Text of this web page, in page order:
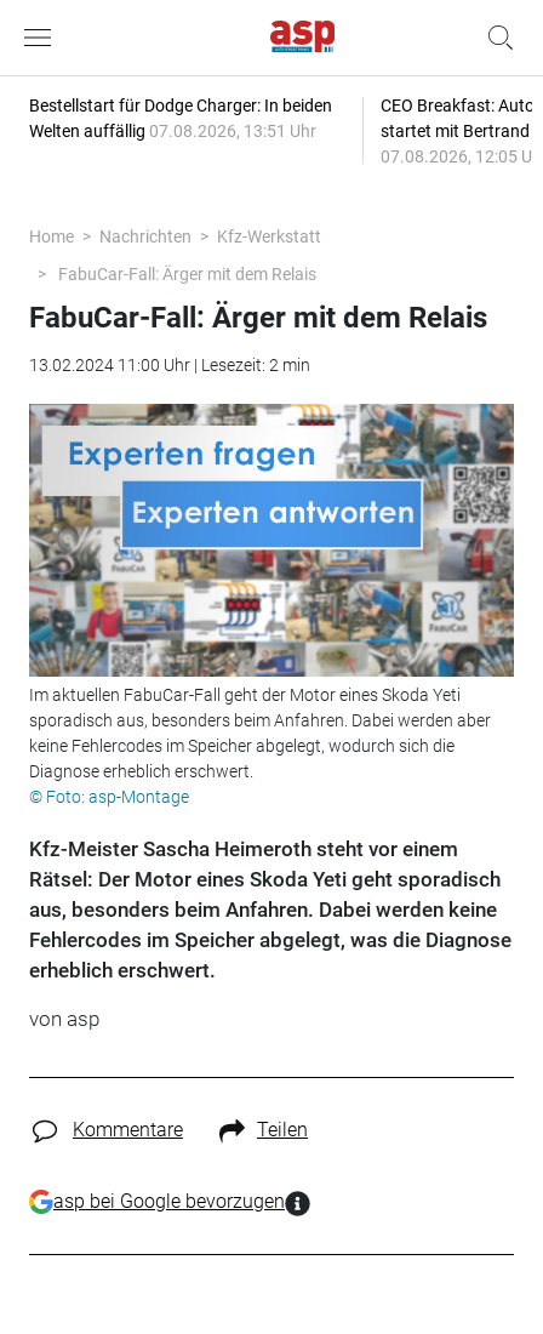
Bestellstart für Dodge Charger: In beiden
Welten auffällig 07.08.2026, 13:51 Uhr
CEO Breakfast:
startet mit Bertrand
07.08.2026, 12:05
Home Nachrichten
Kfz-Werkstatt
FabuCar-Fall: Ärger mit dem Relais
FabuCar-Fall: Ärger mit dem Relais
13.02.2024 11:00 Uhr | Lesezeit: 2 min
Im aktuellen FabuCar-Fall geht der Motor eines Skoda Yeti
sporadisch aus, besonders beim Anfahren. Dabei werden aber
keine Fehlercodes im Speicher abgelegt, wodurch sich die
Diagnose erheblich erschwert.
© Foto: asp-Montage
Kfz-Meister Sascha Heimeroth steht vor einem
Rätsel: Der Motor eines Skoda Yeti geht sporadisch
aus, besonders beim Anfahren. Dabei werden keine
Fehlercodes im Speicher abgelegt, was die Diagnose
erheblich erschwert.
von asp
Kommentare Teilen
asp bei Google bevorzugen